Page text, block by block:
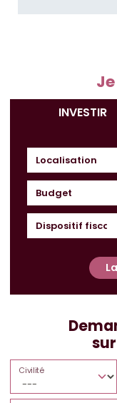
INVESTIR
Budget
Civilité